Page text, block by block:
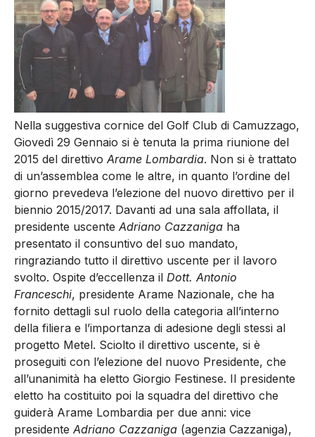
Nella suggestiva cornice del Golf Club di Camuzzago,
Giovedì 29 Gennaio si è tenuta la prima riunione del
2015 del direttivo Arame Lombardia. Non si è trattato
di un’assemblea come le altre, in quanto l’ordine del
giorno prevedeva l’elezione del nuovo direttivo per il
biennio 2015/2017. Davanti ad una sala affollata, il
presidente uscente Adriano Cazzaniga ha
presentato il consuntivo del suo mandato,
ringraziando tutto il direttivo uscente per il lavoro
svolto. Ospite d’eccellenza il Dott. Antonio
Franceschi, presidente Arame Nazionale, che ha
fornito dettagli sul ruolo della categoria all’interno
della filiera e l’importanza di adesione degli stessi al
progetto Metel. Sciolto il direttivo uscente, si è
proseguiti con l’elezione del nuovo Presidente, che
all’unanimità ha eletto Giorgio Festinese. Il presidente
eletto ha costituito poi la squadra del direttivo che
guiderà Arame Lombardia per due anni: vice
presidente Adriano Cazzaniga (agenzia Cazzaniga),